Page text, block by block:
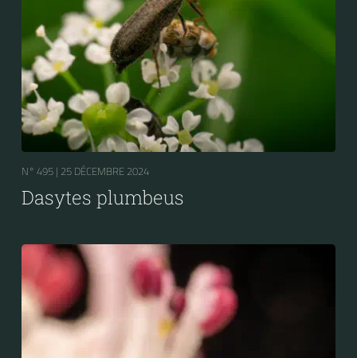
N° 495 | 25 DÉCEMBRE 2024
Dasytes plumbeus